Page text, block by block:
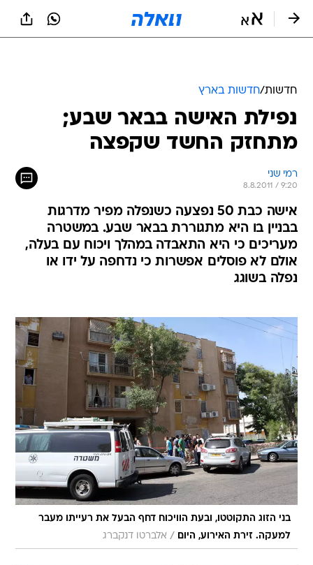
חדשות/חדשות בארץ
נפילת האישה בבאר שבע;
מתחזק החשד שקפצה
רמי שני
8.8.2011 / 9:20
אישה כבת 50 נפצעה כשנפלה מפיר מדרגות
בבניין בו היא מתגוררת בבאר שבע. במשטרה
מעריכים כי היא התאבדה במהלך ויכוח עם בעלה,
אולם לא פוסלים אפשרות כי נדחפה על ידו או
נפלה בשוגג
בני הזוג התקוטטו, ובעת הוויכוח דחף הבעל את רעייתו מעבר
למעקה. זירת האירוע, היום
/ אלברטו דנקברג